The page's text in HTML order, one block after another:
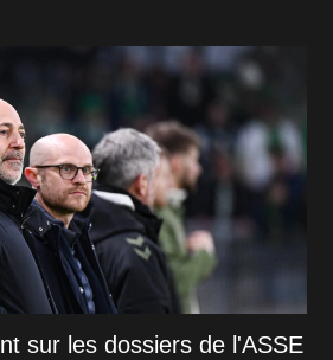
sur les dossiers de l'ASSE